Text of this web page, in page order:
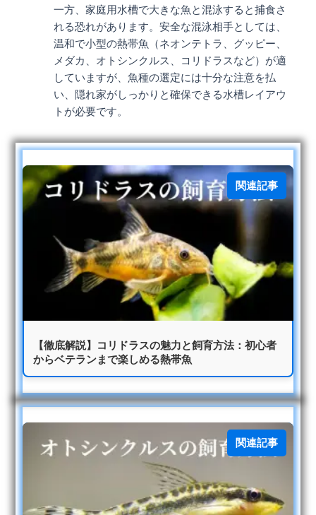
一方、家庭用水槽で大きな魚と混泳すると捕食さ
れる恐れがあります。安全な混泳相手としては、
温和で小型の熱帯魚（ネオンテトラ、グッピー、
メダカ、オトシンクルス、コリドラスなど）が適
していますが、魚種の選定には十分な注意を払
い、隠れ家がしっかりと確保できる水槽レイアウ
トが必要です。
【徹底解説】コリドラスの魅力と飼育方法：初心者
からベテランまで楽しめる熱帯魚
関連記事
関連記事